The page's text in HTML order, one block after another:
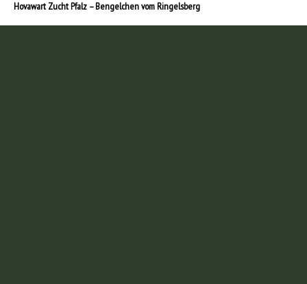
Hovawart Zucht Pfalz – Bengelchen vom Ringelsberg